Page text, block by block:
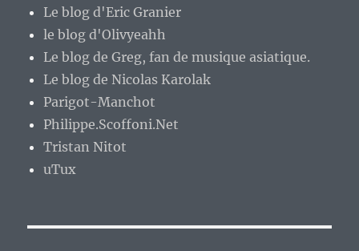
Le blog d'Eric Granier
le blog d'Olivyeahh
Le blog de Greg, fan de musique asiatique.
Le blog de Nicolas Karolak
Parigot-Manchot
Philippe.Scoffoni.Net
Tristan Nitot
uTux